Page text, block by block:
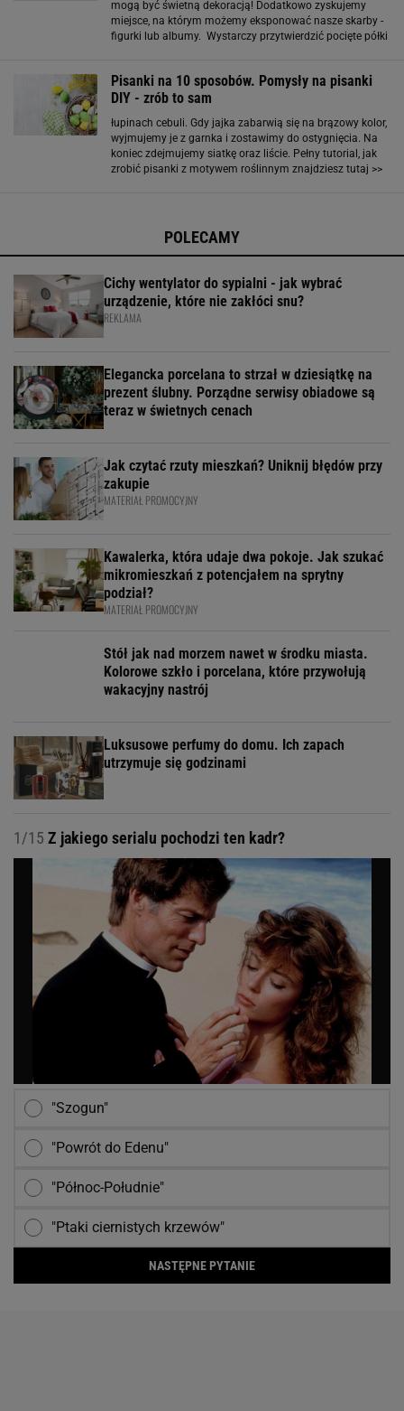
mogą być świetną dekoracją! Dodatkowo zyskujemy
miejsce, na którym możemy eksponować nasze skarby -
figurki lub albumy. Wystarczy przytwierdzić pocięte półki
Pisanki na 10 sposobów. Pomysły na pisanki
DIY - zrób to sam
łupinach cebuli. Gdy jajka zabarwią się na brązowy kolor,
wyjmujemy je z garnka i zostawimy do ostygnięcia. Na
koniec zdejmujemy siatkę oraz liście. Pełny tutorial, jak
zrobić pisanki z motywem roślinnym znajdziesz tutaj >>
POLECAMY
Cichy wentylator do sypialni - jak wybrać
urządzenie, które nie zakłóci snu?
REKLAMA
Elegancka porcelana to strzał w dziesiątkę na
prezent ślubny. Porządne serwisy obiadowe są
teraz w świetnych cenach
Jak czytać rzuty mieszkań? Uniknij błędów przy
zakupie
MATERIAŁ PROMOCYJNY
Kawalerka, która udaje dwa pokoje. Jak szukać
mikromieszkań z potencjałem na sprytny
podział?
MATERIAŁ PROMOCYJNY
Stół jak nad morzem nawet w środku miasta.
Kolorowe szkło i porcelana, które przywołują
wakacyjny nastrój
Luksusowe perfumy do domu. Ich zapach
utrzymuje się godzinami
1/15 Z jakiego serialu pochodzi ten kadr?
"Szogun"
"Powrót do Edenu"
"Północ-Południe"
"Ptaki ciernistych krzewów"
NASTĘPNE PYTANIE